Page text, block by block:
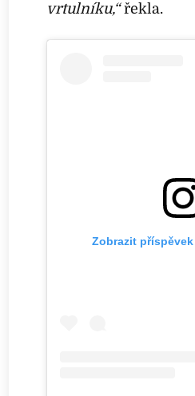
vrtulníku,“řekla.
Zobrazit